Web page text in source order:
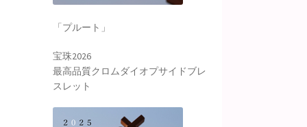
「プルート」
宝珠2026
最高品質クロムダイオプサイドブレ
スレット